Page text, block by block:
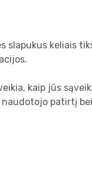
keliais
kaip jūs
patirtį